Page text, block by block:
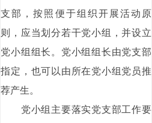
支部，按照便于组织开展活动原
则，应当划分若干党小组，并设立
党小组组长。党小组组长由党支部
指定，也可以由所在党小组党员推
荐产生。
党小组主要落实党支部工作要